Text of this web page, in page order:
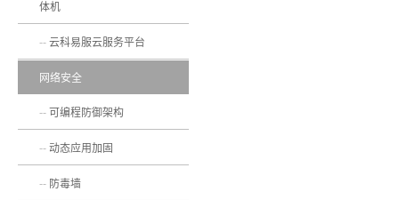
体机
云科易服云服务平台
网络安全
可编程防御架构
动态应用加固
防毒墙